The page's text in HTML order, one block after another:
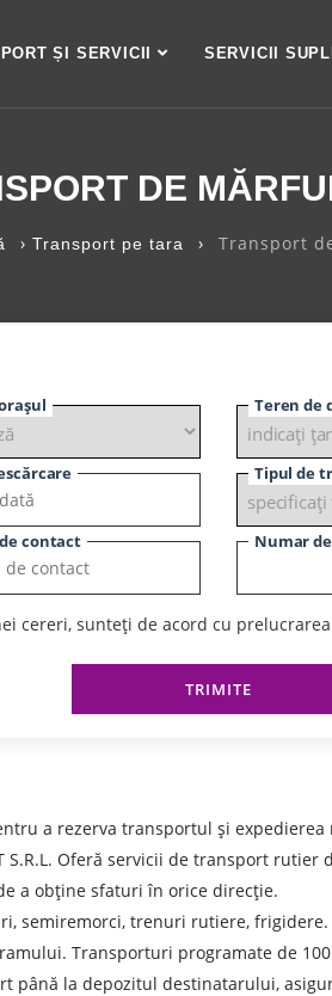
ȘI SERVICII SERVICII
DE
› Transport pe tara › Transport
Teren de
Tipul de
contact Numar
cereri, sunteți de acord cu
TRIMITE
a rezerva transportul și expedierea
S.R.L. Oferă servicii de transport
a obține sfaturi în orice direcție.
semiremorci, trenuri rutiere,
Transporturi programate de
până la depozitul destinatarului,